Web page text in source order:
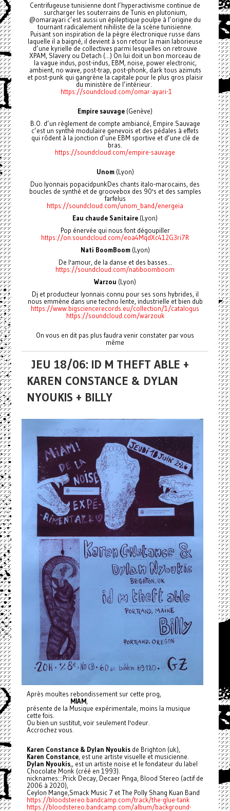
Centrifugeuse tunisienne dont l’hyperactivisme continue de
surcharger les souterrains de Tunis en plutonium,
@omarayari c’est aussi un épileptique poulpe à l’origine du
tournant radicalement nihiliste de la scène tunisienne.
Puisant son inspiration de la pègre électronique russe dans
laquelle il a baigné, il devient à son retour la main laborieuse
d’une kyrielle de collectives parmi lesquelles on retrouve
XPAM, Slavery ou Detach (...) On lui doit un bon morceau de
la vague indus, post-indus, EBM, noise, power electronic,
ambient, no wave, post-trap, post-phonk, dark tous azimuts
et post-punk qui gangrène la capitale pour le plus gros plaisir
du ministère de l’intérieur.
https://soundcloud.com/omar-ayari-1
Empire sauvage (Genève)
B.O. d’un règlement de compte ambiancé, Empire Sauvage
c’est un synthè modulaire genevois et des pédales à effets
qui rôdent à la jonction d’une EBM sportive et d’une clé de
bras.
https://soundcloud.com/empire-sauvage
Unom (Lyon)
Duo lyonnais popacidpunkDes chants italo-marocains, des
boucles de synthé et de groovebox des 90's et des samples
farfelus
https://soundcloud.com/unom_band/energeia
Eau chaude Sanitaire (Lyon)
Pop énervée qui nous font dégoupiller
https://on.soundcloud.com/eoa4MqdXc412G3ri7R
Nati BoomBoom(Lyon)
De l'amour, de la danse et des basses...
https://soundcloud.com/natiboomboom
Warzou (Lyon)
Dj et producteur lyonnais connu pour ses sons hybrides, il
nous emmène dans une techno lente, industrielle et bien dub
https://www.bigsciencerecords.eu/collection/1/catalogus
https://soundcloud.com/warzouk
On vous en dit pas plus faudra venir constater par vous
même
JEU 18/06: ID M THEFT ABLE +
KAREN CONSTANCE & DYLAN
NYOUKIS + BILLY
Après moultes rebondissement sur cette prog,
MIAM,
présente de la Musique expérimentale, moins la musique
cette fois.
Ou bien un sustitut, voir seulement l'odeur.
Accrochez vous.
Karen Constance & Dylan Nyoukisde Brighton (uk),
Karen Constance, est une artiste visuelle et musicienne.
Dylan Nyoukis,, est un artiste noise et le fondateur du label
Chocolate Monk (créé en 1993).
nicknames:::Prick Decay, Decaer Pinga, Blood Stereo (actif de
2006 à 2020),
Ceylon Mange,Smack Music 7 et The Polly Shang Kuan Band
https://bloodstereo.bandcamp.com/track/the-glue-tank
https://bloodstereo.bandcamp.com/album/background-